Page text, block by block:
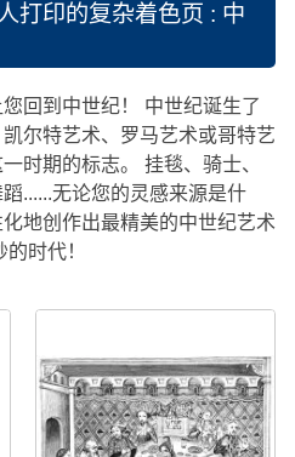
打印的复杂着色页 : 中
回到中世纪！ 中世纪诞生了
尔特艺术、罗马艺术或哥特艺
时期的标志。 挂毯、骑士、
......无论您的灵感来源是什
地创作出最精美的中世纪艺术
时代！